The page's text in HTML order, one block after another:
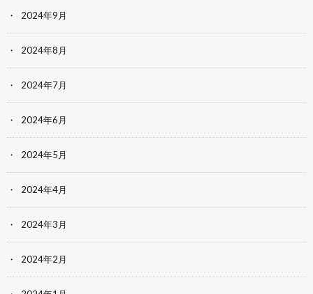
2024年9月
2024年8月
2024年7月
2024年6月
2024年5月
2024年4月
2024年3月
2024年2月